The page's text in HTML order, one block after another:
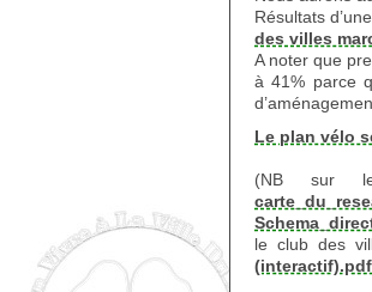
Résultats
des villes
A noter que
à 41% parce
Le plan vélo
(NB sur
le club des